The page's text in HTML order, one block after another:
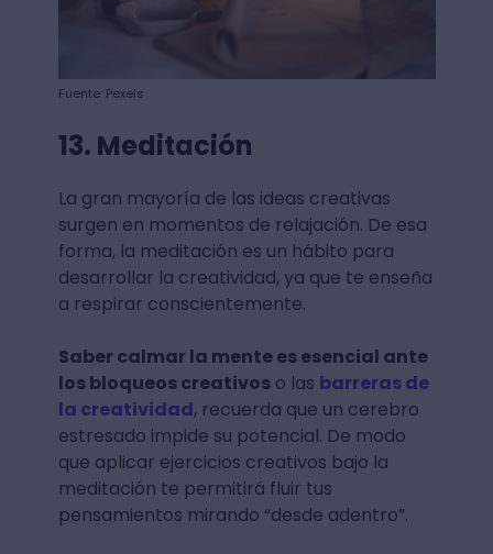
Fuente: Pexels
13. Meditación
La gran mayoría de las ideas creativas
surgen en momentos de relajación. De esa
forma, la meditación es un hábito para
desarrollar la creatividad, ya que te enseña
a respirar conscientemente.
Saber calmar la mente es esencial ante
los bloqueos creativoso las barreras de
la creatividad, recuerda que un cerebro
estresado impide su potencial. De modo
que aplicar ejercicios creativos bajo la
meditación te permitirá fluir tus
pensamientos mirando “desde adentro”.